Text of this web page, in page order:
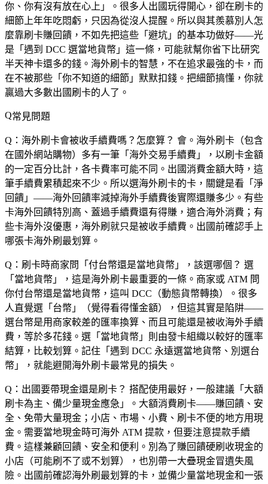
你、你有沒有放在心上」。很多人出國玩得開心，卻在刷卡的
細節上年年吃悶虧，只因為從沒人提醒。所以與其羨慕別人怎
麼靠刷卡賺回饋，不如先把這些「避坑」的基本功做好——光
是「遇到 DCC 選當地貨幣」這一條，可能就幫你省下比研究
半天神卡還多的錢。海外刷卡的智慧，不在追求最強的卡，而
在不被那些「你不知道的細節」默默扣錢。把細節搞懂，你就
贏過大多數出國刷卡的人了。
常見問題
Q：海外刷卡會被收手續費嗎？怎麼算？ 會。海外刷卡（包含
在國外網站購物）多有一筆「海外交易手續費」，以刷卡金額
的一定百分比計，各卡費率可能不同。出國消費金額大時，這
筆手續費累積起來不少。所以選海外刷卡的卡，關鍵是看「淨
回饋」——海外回饋率減掉海外手續費後實際還賺多少。有些
卡海外回饋特別高、蓋過手續費還有得賺，適合海外消費；有
些卡海外沒優惠，海外刷就只是被收手續費。出國前確認手上
哪張卡海外刷最划算。
Q：刷卡時商家問「付台幣還是當地貨幣」，該選哪個？ 選
「當地貨幣」，這是海外刷卡最重要的一條。商家或 ATM 問
你付台幣還是當地貨幣，這叫 DCC（動態貨幣轉換）。很多
人直覺選「台幣」（覺得看得懂金額），但這其實是陷阱——
選台幣是用商家較差的匯率換算、而且可能還是被收海外手續
費，等於多花錢。選「當地貨幣」則由發卡組織以較好的匯率
結算，比較划算。記住「遇到 DCC 永遠選當地貨幣、別選台
幣」，就能避開海外刷卡最常見的損失。
Q：出國要帶現金還是刷卡？ 搭配使用最好，一般建議「大額
刷卡為主、備少量現金應急」。大額消費刷卡——賺回饋、安
全、免帶大量現金；小店、市場、小費、刷卡不便的地方用現
金。需要當地現金時可海外 ATM 提款，但要注意提款手續
費。這樣兼顧回饋、安全和便利。別為了賺回饋硬刷收現金的
小店（可能刷不了或不划算），也別帶一大疊現金冒遺失風
險。出國前確認海外刷最划算的卡，並備少量當地現金和一張